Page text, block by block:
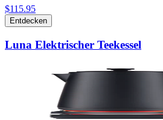
$115.95
Entdecken
Luna Elektrischer Teekessel